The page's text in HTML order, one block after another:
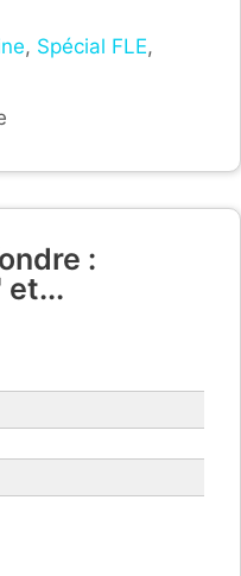
, Spécial FLE,
:
et...